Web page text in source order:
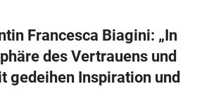
Francesca Biagini: „In
des Vertrauens und
gedeihen Inspiration und